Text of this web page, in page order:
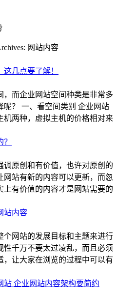
网站内容
几点要了解！
，而企业网站空间种类是非常多
呢？ 一、看空间类别 企业网站
机两种，虚拟主机的价格相对来
原创和有价值，也许对原创的
站有新的内容可以更新，而忽
上有价值的内容才是网站需要的
站内容
个网站的发展目标和主题来进行
千万不要太过凌乱，而且必须
让大家在浏览的过程中可以有
站 企业网站内容架构要简约